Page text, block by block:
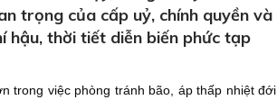
trọng của cấp uỷ, chính quyền và
hậu, thời tiết diễn biến phức tạp
trong việc phòng tránh bão, áp thấp nhiệt đới,